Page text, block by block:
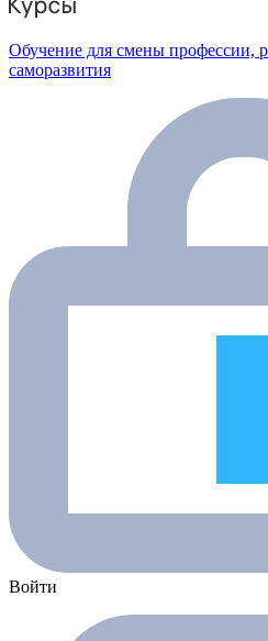
Обучение для смены профессии,
саморазвития
Войти